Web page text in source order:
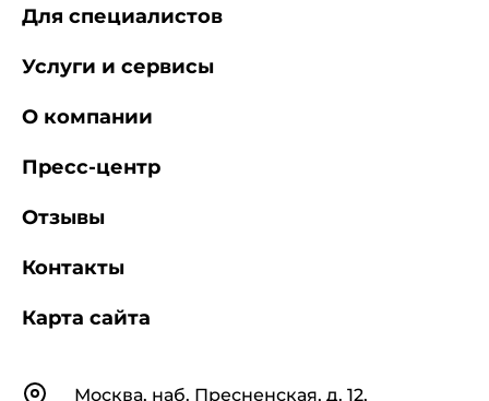
КонтактыМосква, наб. Пресненская, д. 12,
Для специалистов
Услуги и сервисы
О компании
Пресс-центр
Отзывы
Контакты
Карта сайта